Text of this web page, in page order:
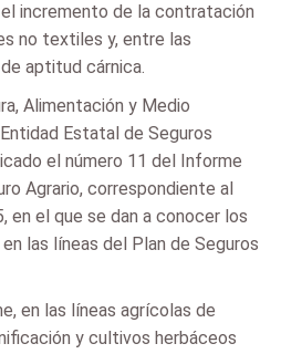
incremento de la contratación
no textiles y, entre las
aptitud cárnica.
Alimentación y Medio
Estatal de Seguros
el número 11 del Informe
Agrario, correspondiente al
el que se dan a conocer los
las líneas del Plan de Seguros
en las líneas agrícolas de
y cultivos herbáceos